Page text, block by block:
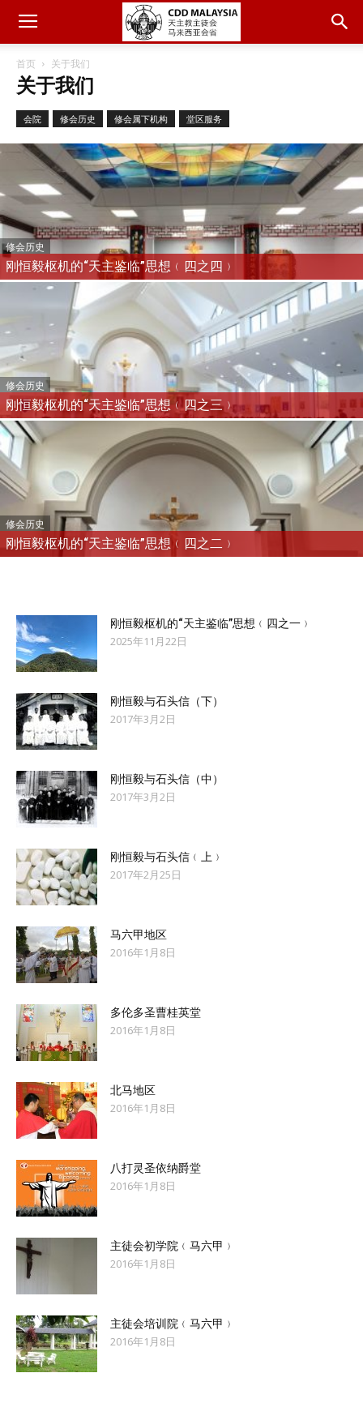
首页 关于我们
关于我们
会院 修会历史 修会属下机构 堂区服务
修会历史
刚恒毅枢机的“天主鉴临”思想﹙四之四﹚
修会历史
刚恒毅枢机的“天主鉴临”思想﹙四之三﹚
修会历史
刚恒毅枢机的“天主鉴临”思想﹙四之二﹚
刚恒毅枢机的“天主鉴临”思想﹙四之一﹚
2025年11月22日
刚恒毅与石头信（下）
2017年3月2日
刚恒毅与石头信（中）
2017年3月2日
刚恒毅与石头信﹙上﹚
2017年2月25日
马六甲地区
2016年1月8日
多伦多圣曹桂英堂
2016年1月8日
北马地区
2016年1月8日
八打灵圣依纳爵堂
2016年1月8日
主徒会初学院﹙马六甲﹚
2016年1月8日
主徒会培训院﹙马六甲﹚
2016年1月8日